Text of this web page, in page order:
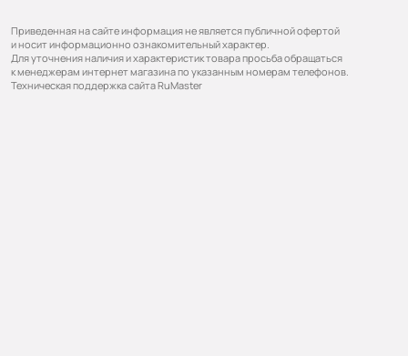
Приведенная на сайте информация не является публичной офертой
и носит информационно ознакомительный характер.
Для уточнения наличия и характеристик товара просьба обращаться
к менеджерам интернет магазина по указанным номерам телефонов.
Техническая поддержка сайта RuMaster